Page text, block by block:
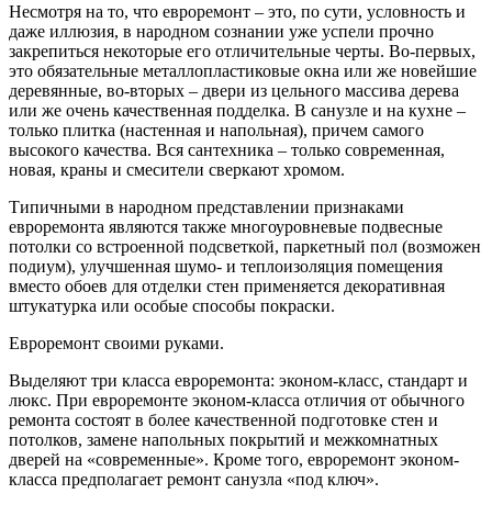
Несмотря на то, что евроремонт – это, по сути, условность и
даже иллюзия, в народном сознании уже успели прочно
закрепиться некоторые его отличительные черты. Во-первых,
это обязательные металлопластиковые окна или же новейшие
деревянные, во-вторых – двери из цельного массива дерева
или же очень качественная подделка. В санузле и на кухне –
только плитка (настенная и напольная), причем самого
высокого качества. Вся сантехника – только современная,
новая, краны и смесители сверкают хромом.
Типичными в народном представлении признаками
евроремонта являются также многоуровневые подвесные
потолки со встроенной подсветкой, паркетный пол (возможен
подиум), улучшенная шумо- и теплоизоляция помещения
вместо обоев для отделки стен применяется декоративная
штукатурка или особые способы покраски.
Евроремонт своими руками.
Выделяют три класса евроремонта: эконом-класс, стандарт и
люкс. При евроремонте эконом-класса отличия от обычного
ремонта состоят в более качественной подготовке стен и
потолков, замене напольных покрытий и межкомнатных
дверей на «современные». Кроме того, евроремонт эконом-
класса предполагает ремонт санузла «под ключ».